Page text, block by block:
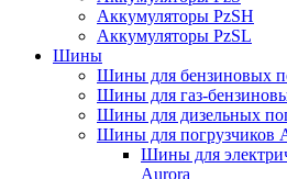
Аккумуляторы PzSH
Аккумуляторы PzSL
Шины
Шины для бензиновых
Шины для газ-
Шины для дизельных
Шины для погрузчиков
Шины для
Aurora